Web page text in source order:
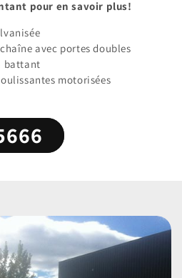
pour en savoir plus!
avec portes doubles
battant
motorisées